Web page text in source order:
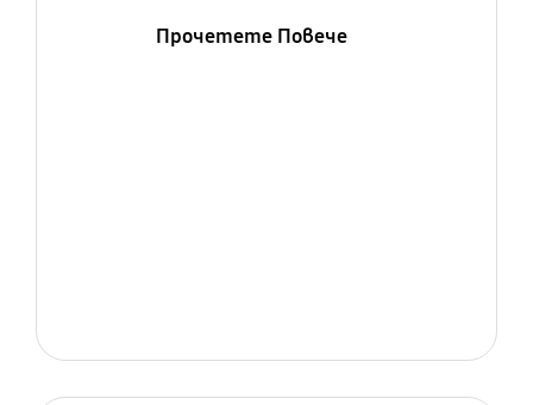
Прочетете Повече